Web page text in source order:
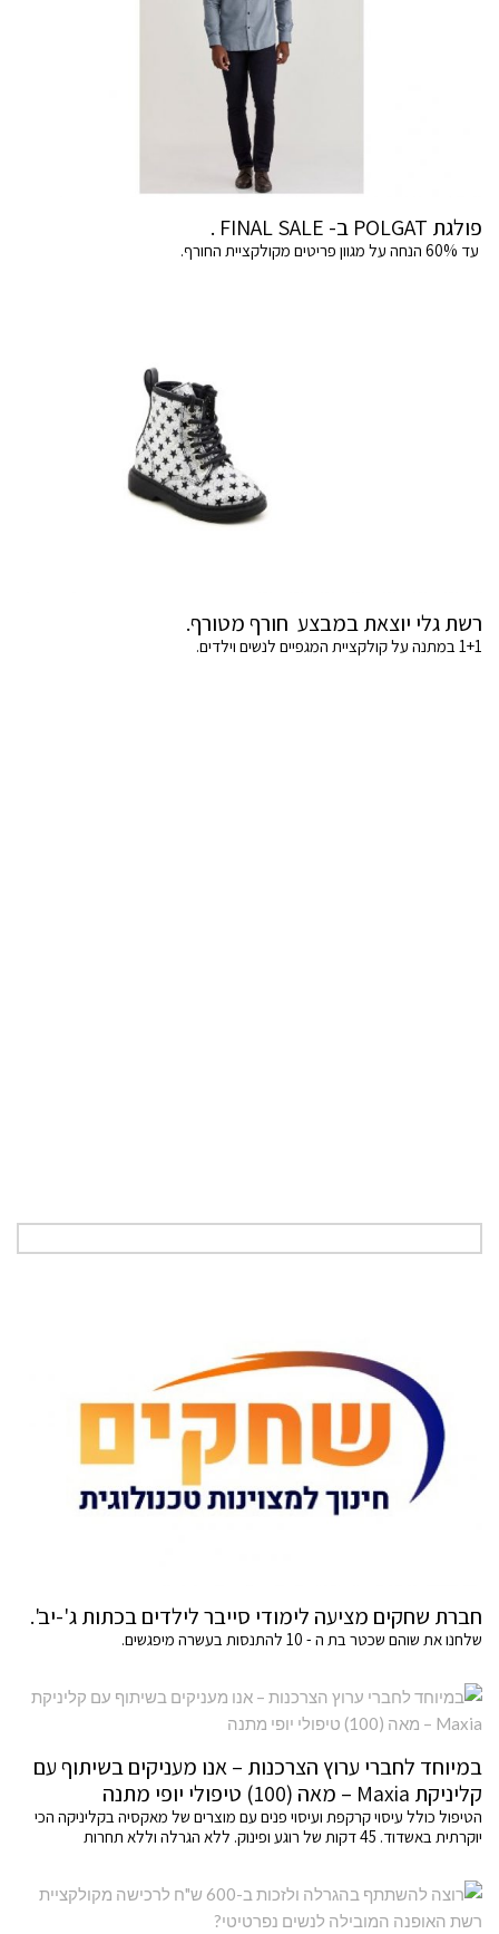
פולגת POLGAT ב- FINAL SALE .
עד 60% הנחה על מגוון פריטים מקולקציית החורף.
רשת גלי יוצאת במבצע חורף מטורף.
1+1 במתנה על קולקציית המגפיים לנשים וילדים.
חברת שחקים מציעה לימודי סייבר לילדים בכתות ג'-יב'.
שלחנו את שוהם שכטר בת ה - 10 להתנסות בעשרה מיפגשים.
במיוחד לחברי ערוץ הצרכנות – אנו מעניקים בשיתוף עם
קליניקת Maxia – מאה (100) טיפולי יופי מתנה
הטיפול כולל עיסוי קרקפת ועיסוי פנים עם מוצרים של מאקסיה בקליניקה הכי
יוקרתית באשדוד. 45 דקות של רוגע ופינוק. ללא הגרלה וללא תחרות